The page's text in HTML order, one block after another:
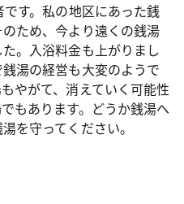
す。私の地区にあった銭
ため、今より遠くの銭湯
。入浴料金も上がりまし
湯の経営も大変のようで
やがて、消えていく可能性
もあります。どうか銭湯へ
を守ってください。